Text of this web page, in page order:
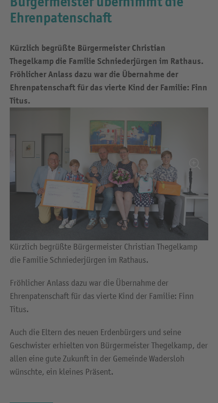
Ehrenpatenschaft
Kürzlich begrüßte Bürgermeister Christian
Thegelkamp die Familie Schniederjürgen im Rathaus.
Fröhlicher Anlass dazu war die Übernahme der
Ehrenpatenschaft für das vierte Kind der Familie: Finn
Titus.
Kürzlich begrüßte Bürgermeister Christian Thegelkamp
die Familie Schniederjürgen im Rathaus.
Fröhlicher Anlass dazu war die Übernahme der
Ehrenpatenschaft für das vierte Kind der Familie: Finn
Titus.
Auch die Eltern des neuen Erdenbürgers und seine
Geschwister erhielten von Bürgermeister Thegelkamp, der
allen eine gute Zukunft in der Gemeinde Wadersloh
wünschte, ein kleines Präsent.